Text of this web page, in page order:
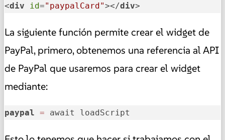
<div id="paypalCard"></div>
La siguiente función permite crear el widget de
PayPal, primero, obtenemos una referencia al API
de PayPal que usaremos para crear el widget
mediante:
paypal = await loadScript